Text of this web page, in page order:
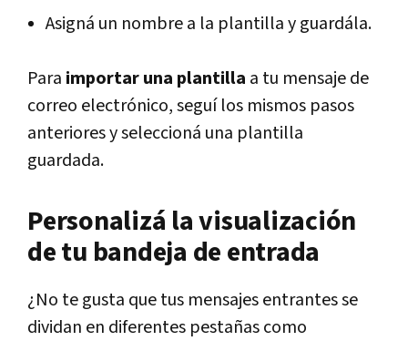
Asigná un nombre a la plantilla y guardála.
Para importar una plantilla a tu mensaje de
correo electrónico, seguí los mismos pasos
anteriores y seleccioná una plantilla
guardada.
Personalizá la visualización
de tu bandeja de entrada
¿No te gusta que tus mensajes entrantes se
dividan en diferentes pestañas como